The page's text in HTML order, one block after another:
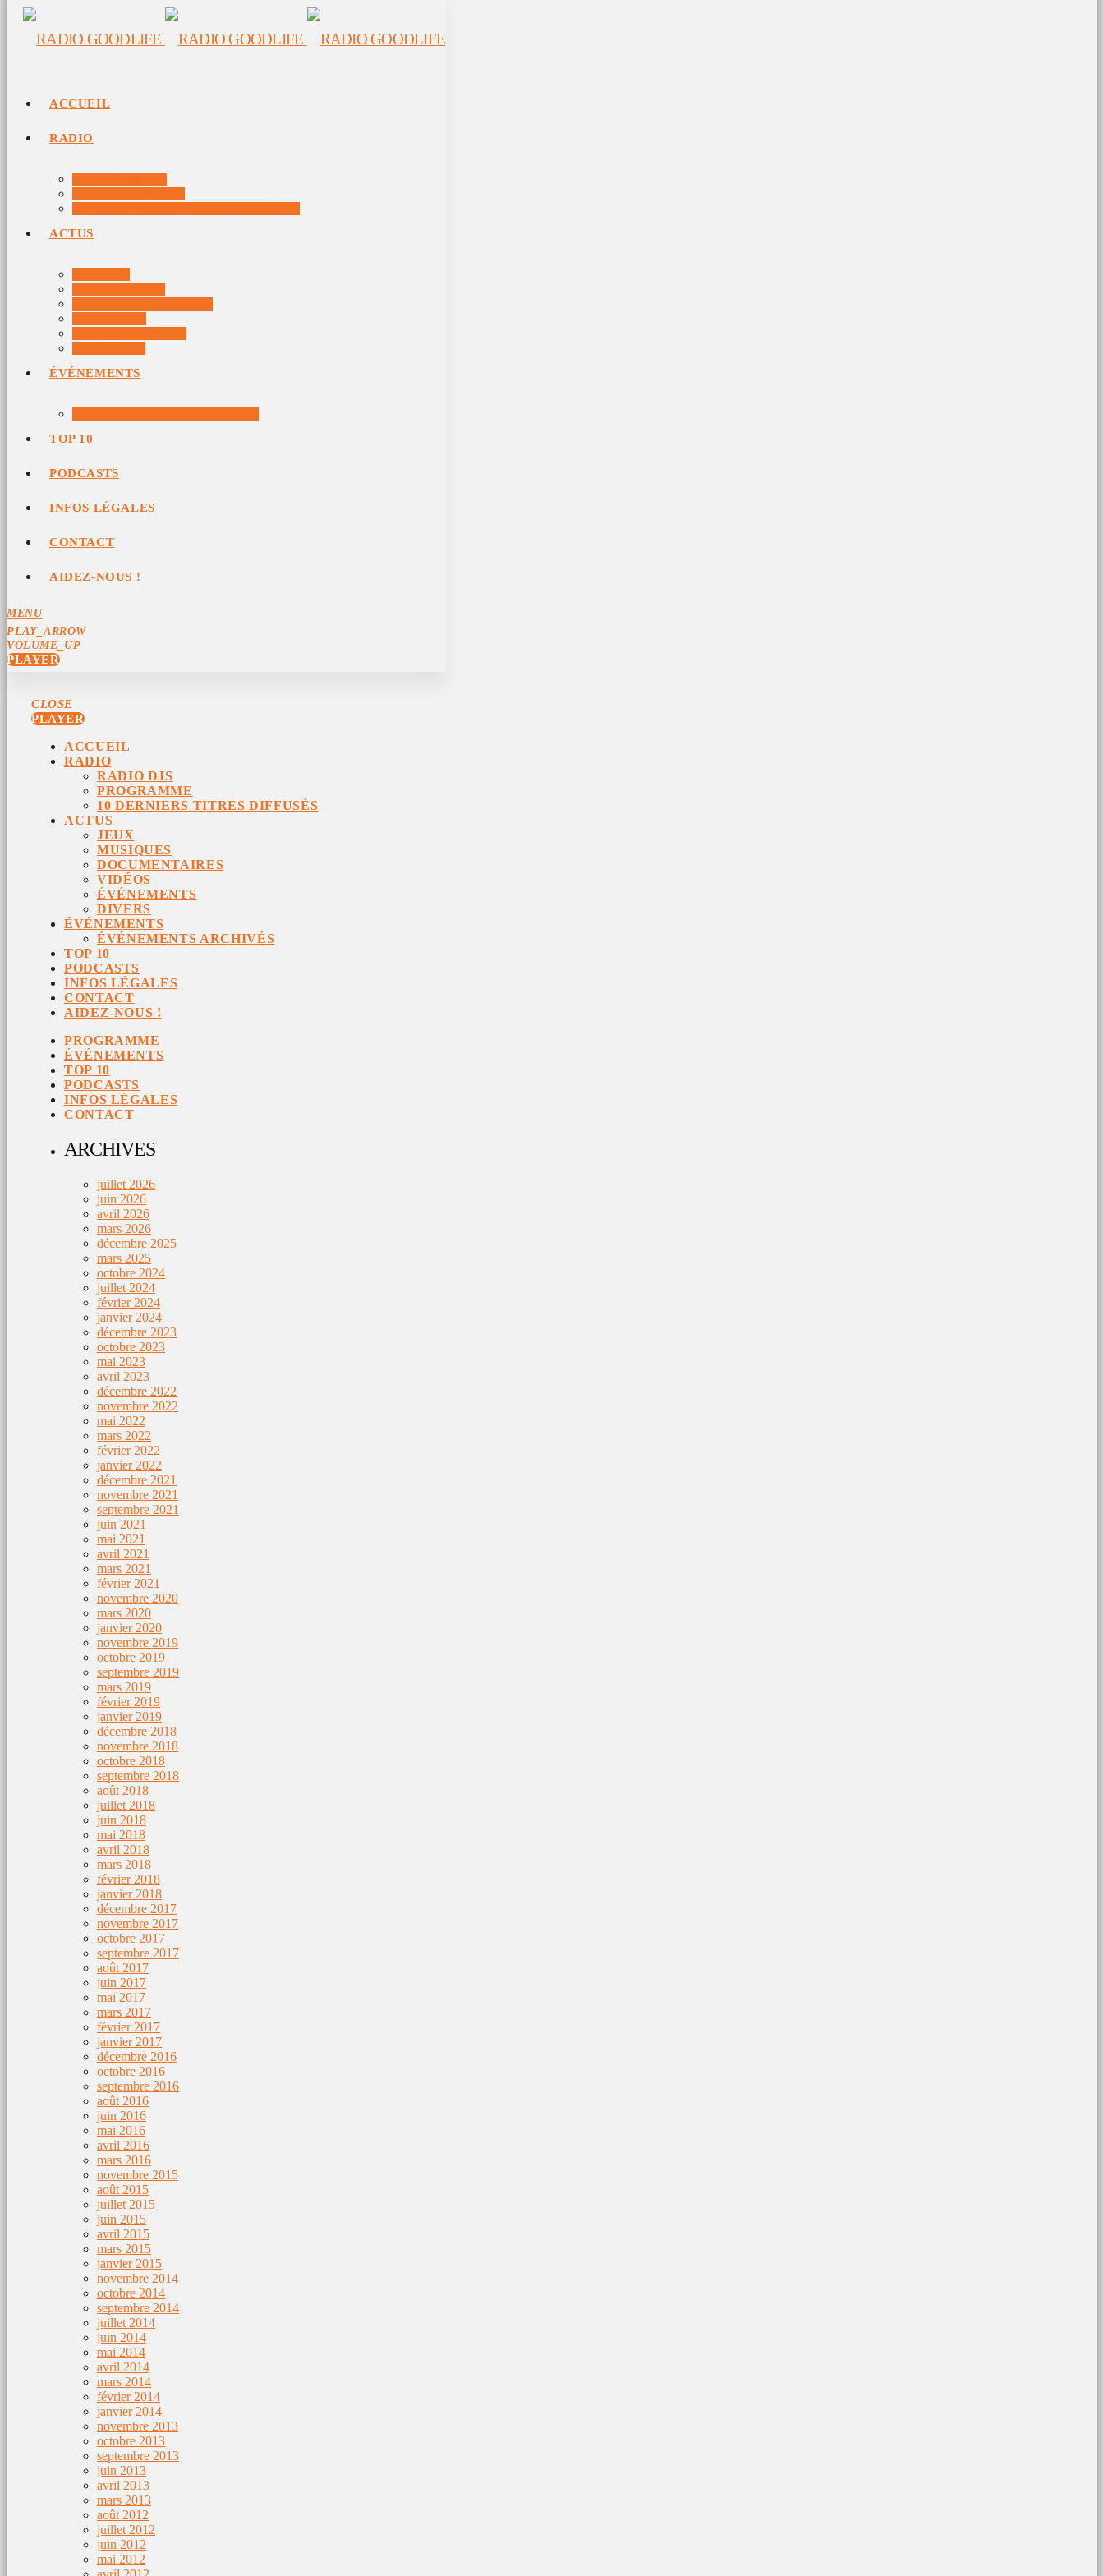
ACCUEIL
RADIO
ACTUS
ÉVÉNEMENTS
TOP 10
PODCASTS
INFOS LÉGALES
CONTACT
AIDEZ-NOUS !
MENU
PLAY_ARROW
VOLUME_UP
PLAYER
CLOSE
PLAYER
ACCUEIL
RADIO
RADIO DJS
PROGRAMME
10 DERNIERS TITRES DIFFUSÉS
ACTUS
JEUX
MUSIQUES
DOCUMENTAIRES
VIDÉOS
ÉVÉNEMENTS
DIVERS
ÉVÉNEMENTS
ÉVÉNEMENTS ARCHIVÉS
TOP 10
PODCASTS
INFOS LÉGALES
CONTACT
AIDEZ-NOUS !
PROGRAMME
ÉVÉNEMENTS
TOP 10
PODCASTS
INFOS LÉGALES
CONTACT
ARCHIVES
juillet 2026
juin 2026
avril 2026
mars 2026
décembre 2025
mars 2025
octobre 2024
juillet 2024
février 2024
janvier 2024
décembre 2023
octobre 2023
mai 2023
avril 2023
décembre 2022
novembre 2022
mai 2022
mars 2022
février 2022
janvier 2022
décembre 2021
novembre 2021
septembre 2021
juin 2021
mai 2021
avril 2021
mars 2021
février 2021
novembre 2020
mars 2020
janvier 2020
novembre 2019
octobre 2019
septembre 2019
mars 2019
février 2019
janvier 2019
décembre 2018
novembre 2018
octobre 2018
septembre 2018
août 2018
juillet 2018
juin 2018
mai 2018
avril 2018
mars 2018
février 2018
janvier 2018
décembre 2017
novembre 2017
octobre 2017
septembre 2017
août 2017
juin 2017
mai 2017
mars 2017
février 2017
janvier 2017
décembre 2016
octobre 2016
septembre 2016
août 2016
juin 2016
mai 2016
avril 2016
mars 2016
novembre 2015
août 2015
juillet 2015
juin 2015
avril 2015
mars 2015
janvier 2015
novembre 2014
octobre 2014
septembre 2014
juillet 2014
juin 2014
mai 2014
avril 2014
mars 2014
février 2014
janvier 2014
novembre 2013
octobre 2013
septembre 2013
juin 2013
avril 2013
mars 2013
août 2012
juillet 2012
juin 2012
mai 2012